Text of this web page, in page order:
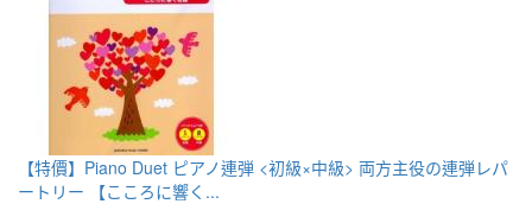
【特價】Piano Duet ピアノ連弾 <初級×中級> 両方主役の連弾レパ
ートリー 【こころに響く...